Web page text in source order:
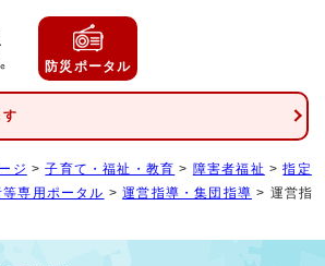
防災ポータル
ジ >子育て・福祉・教育 > 障害者福祉 >指定
専用ポータル >運営指導・集団指導 > 運営指